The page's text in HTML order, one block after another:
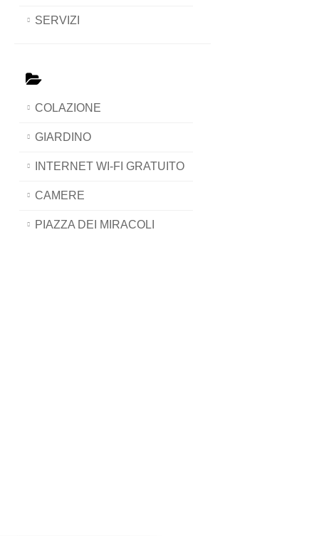
SERVIZI
COLAZIONE
GIARDINO
INTERNET WI-FI GRATUITO
CAMERE
PIAZZA DEI MIRACOLI